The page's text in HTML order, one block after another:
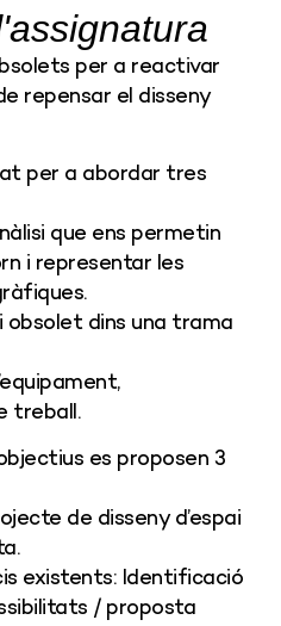
per a reactivar
repensar el disseny
per a abordar tres
que ens permetin
i representar les
obsolet dins una trama
treball.
es proposen 3
de disseny d’espai
existents: Identificació
/ proposta